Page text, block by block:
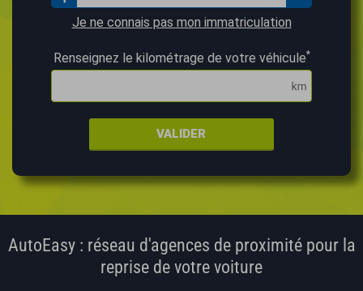
Je ne connais pas mon immatriculation
Renseignez le kilométrage de votre véhicule*
VALIDER
AutoEasy : réseau d'agences de proximité pour la
reprise de votre voiture